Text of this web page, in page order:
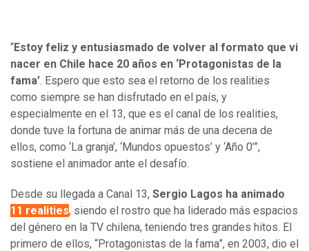
“Estoy feliz y entusiasmado de volver al formato que vi
nacer en Chile hace 20 años en ‘Protagonistas de la
fama’ . Espero que esto sea el retorno de los realities
como siempre se han disfrutado en el país, y
especialmente en el 13, que es el canal de los realities,
donde tuve la fortuna de animar más de una decena de
ellos, como ‘La granja’, ‘Mundos opuestos’ y ‘Año 0’”,
sostiene el animador ante el desafío.
Desde su llegada a Canal 13, Sergio Lagos ha animado
11 realities, siendo el rostro que ha liderado más espacios
del género en la TV chilena, teniendo tres grandes hitos. El
primero de ellos, “Protagonistas de la fama”, en 2003, dio el